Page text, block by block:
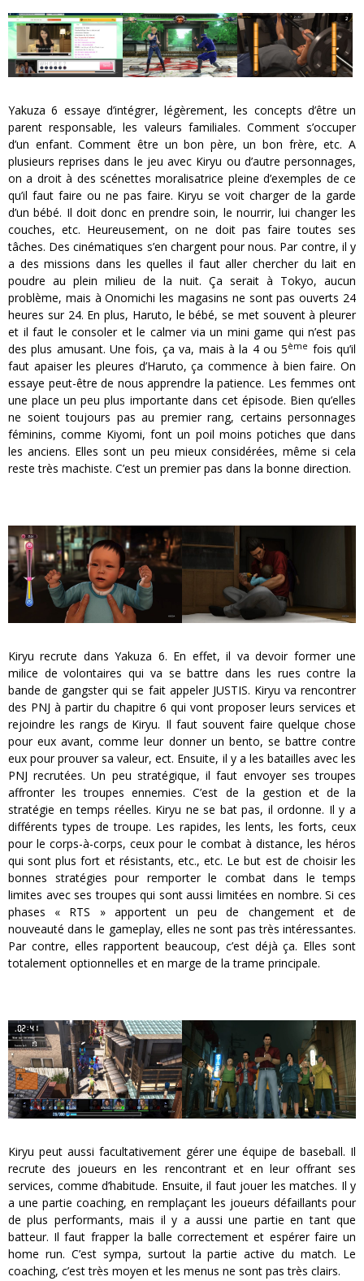
Yakuza 6 essaye d’intégrer, légèrement, les concepts d’être un
parent responsable, les valeurs familiales. Comment s’occuper
d’un enfant. Comment être un bon père, un bon frère, etc. A
plusieurs reprises dans le jeu avec Kiryu ou d’autre personnages,
on a droit à des scénettes moralisatrice pleine d’exemples de ce
qu’il faut faire ou ne pas faire. Kiryu se voit charger de la garde
d’un bébé. Il doit donc en prendre soin, le nourrir, lui changer les
couches, etc. Heureusement, on ne doit pas faire toutes ses
tâches. Des cinématiques s’en chargent pour nous. Par contre, il y
a des missions dans les quelles il faut aller chercher du lait en
poudre au plein milieu de la nuit. Ça serait à Tokyo, aucun
problème, mais à Onomichi les magasins ne sont pas ouverts 24
heures sur 24. En plus, Haruto, le bébé, se met souvent à pleurer
et il faut le consoler et le calmer via un mini game qui n’est pas
des plus amusant. Une fois, ça va, mais à la 4 ou 5ème fois qu’il
faut apaiser les pleures d’Haruto, ça commence à bien faire. On
essaye peut-être de nous apprendre la patience. Les femmes ont
une place un peu plus importante dans cet épisode. Bien qu’elles
ne soient toujours pas au premier rang, certains personnages
féminins, comme Kiyomi, font un poil moins potiches que dans
les anciens. Elles sont un peu mieux considérées, même si cela
reste très machiste. C’est un premier pas dans la bonne direction.
Kiryu recrute dans Yakuza 6. En effet, il va devoir former une
milice de volontaires qui va se battre dans les rues contre la
bande de gangster qui se fait appeler JUSTIS. Kiryu va rencontrer
des PNJ à partir du chapitre 6 qui vont proposer leurs services et
rejoindre les rangs de Kiryu. Il faut souvent faire quelque chose
pour eux avant, comme leur donner un bento, se battre contre
eux pour prouver sa valeur, ect. Ensuite, il y a les batailles avec les
PNJ recrutées. Un peu stratégique, il faut envoyer ses troupes
affronter les troupes ennemies. C’est de la gestion et de la
stratégie en temps réelles. Kiryu ne se bat pas, il ordonne. Il y a
différents types de troupe. Les rapides, les lents, les forts, ceux
pour le corps-à-corps, ceux pour le combat à distance, les héros
qui sont plus fort et résistants, etc., etc. Le but est de choisir les
bonnes stratégies pour remporter le combat dans le temps
limites avec ses troupes qui sont aussi limitées en nombre. Si ces
phases « RTS » apportent un peu de changement et de
nouveauté dans le gameplay, elles ne sont pas très intéressantes.
Par contre, elles rapportent beaucoup, c’est déjà ça. Elles sont
totalement optionnelles et en marge de la trame principale.
Kiryu peut aussi facultativement gérer une équipe de baseball. Il
recrute des joueurs en les rencontrant et en leur offrant ses
services, comme d’habitude. Ensuite, il faut jouer les matches. Il y
a une partie coaching, en remplaçant les joueurs défaillants pour
de plus performants, mais il y a aussi une partie en tant que
batteur. Il faut frapper la balle correctement et espérer faire un
home run. C’est sympa, surtout la partie active du match. Le
coaching, c’est très moyen et les menus ne sont pas très clairs.